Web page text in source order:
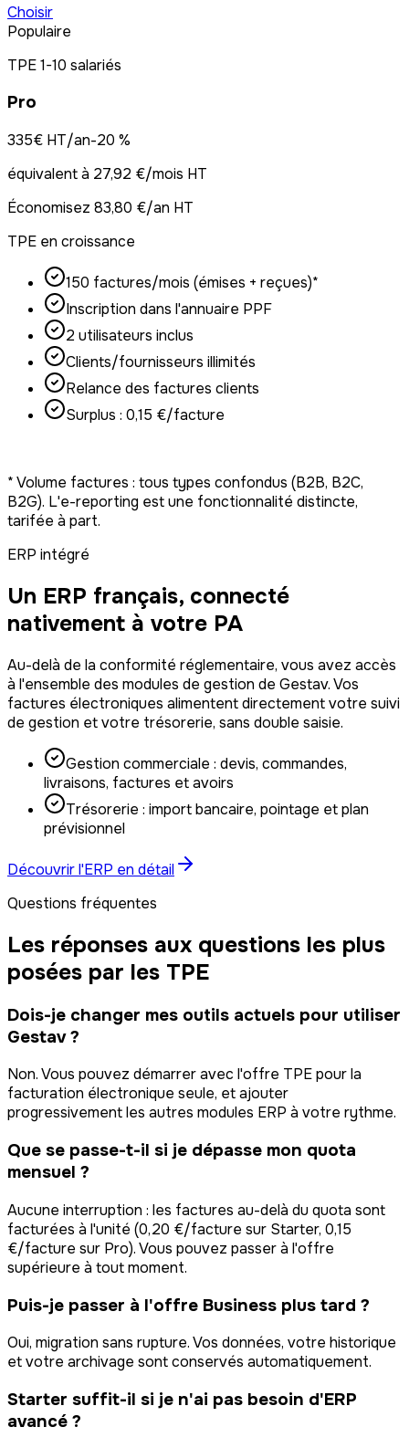
Choisir
Populaire
TPE 1-10 salariés
Pro
335€ HT/an-20 %
équivalent à 27,92 €/mois HT
Économisez 83,80 €/an HT
TPE en croissance
150 factures/mois (émises + reçues)*
Inscription dans l'annuaire PPF
2 utilisateurs inclus
Clients/fournisseurs illimités
Relance des factures clients
Surplus : 0,15 €/facture
* Volume factures : tous types confondus (B2B, B2C,
B2G). L'e-reporting est une fonctionnalité distincte,
tarifée à part.
ERP intégré
Un ERP français, connecté
nativement à votre PA
Au-delà de la conformité réglementaire, vous avez accès
à l'ensemble des modules de gestion de Gestav. Vos
factures électroniques alimentent directement votre suivi
de gestion et votre trésorerie, sans double saisie.
Gestion commerciale : devis, commandes,
livraisons, factures et avoirs
Trésorerie : import bancaire, pointage et plan
prévisionnel
Découvrir l'ERP en détail
Questions fréquentes
Les réponses aux questions les plus
posées par les TPE
Dois-je changer mes outils actuels pour utiliser
Gestav ?
Non. Vous pouvez démarrer avec l'offre TPE pour la
facturation électronique seule, et ajouter
progressivement les autres modules ERP à votre rythme.
Que se passe-t-il si je dépasse mon quota
mensuel ?
Aucune interruption : les factures au-delà du quota sont
facturées à l'unité (0,20 €/facture sur Starter, 0,15
€/facture sur Pro). Vous pouvez passer à l'offre
supérieure à tout moment.
Puis-je passer à l'offre Business plus tard ?
Oui, migration sans rupture. Vos données, votre historique
et votre archivage sont conservés automatiquement.
Starter suffit-il si je n'ai pas besoin d'ERP
avancé ?